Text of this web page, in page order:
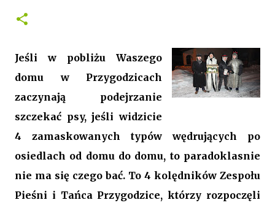
2029. Bieg zdarzeń od początku dyktowało słowo
wniosek o odwołanie przewodniczącego rady. Robert
Wnuk finalnie stracił stanowisko, a nową
przewodniczącą została Joanna Jabłecka -
dotychczasowa wiceprzewodnicząca.
Jeśli w pobliżu Waszego
domu w Przygodzicach
zaczynają podejrzanie
szczekać psy, jeśli widzicie
4 zamaskowanych typów wędrujących po
osiedlach od domu do domu, to paradoklasnie
nie ma się czego bać. To 4 kolędników Zespołu
Pieśni i Tańca Przygodzice, którzy rozpoczęli